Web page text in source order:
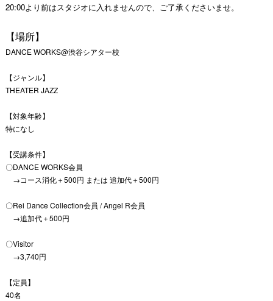
20:00より前はスタジオに入れませんので、ご了承くださいませ。
【場所】
DANCE WORKS@渋谷シアター校
【ジャンル】
THEATER JAZZ
【対象年齢】
特になし
【受講条件】
〇DANCE WORKS会員
→コース消化＋500円 または 追加代＋500円
〇Rei Dance Collection会員 / Angel R会員
→追加代＋500円
〇Visitor
→3,740円
【定員】
40名